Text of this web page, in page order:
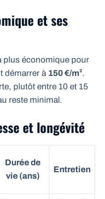
et ses
plus économique pour
démarrer à 150 €/m².
plutôt entre 10 et 15
reste minimal.
et longévité
Durée de
vie (ans)
Entretien